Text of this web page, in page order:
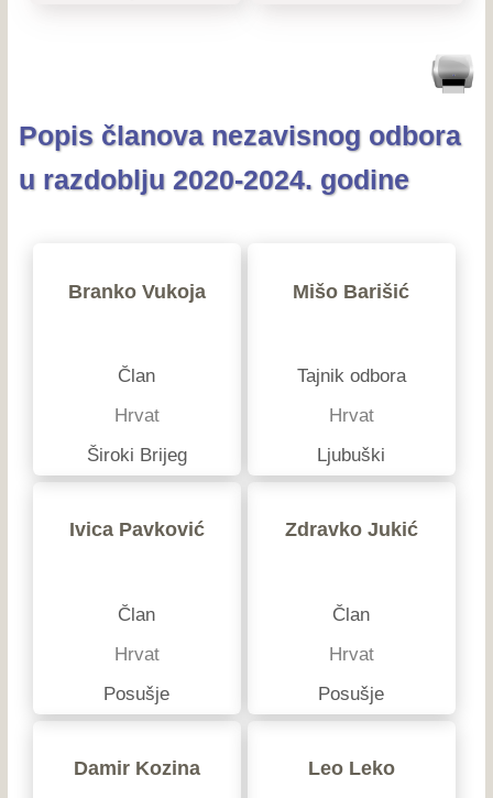
Popis članova nezavisnog odbora
u razdoblju 2020-2024. godine
Branko Vukoja
Član
Hrvat
Široki Brijeg
Mišo Barišić
Tajnik odbora
Hrvat
Ljubuški
Ivica Pavković
Član
Hrvat
Posušje
Zdravko Jukić
Član
Hrvat
Posušje
Damir Kozina Leo Leko